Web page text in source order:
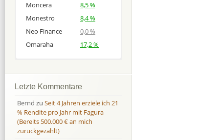
Moncera
8,5 %
Monestro
8,4 %
Neo Finance
0,0 %
Omaraha
17,2 %
Bondora
Finbee
43,2%
Finbee (CZK)
0,0 %
HeavyFinance
Bondora
Finbee
35,2%
Finbee (CZK)
0,0 %
HeavyFinance
Letzte Kommentare
Bernd zu Seit 4 Jahren erziele ich 21
% Rendite pro Jahr mit Fagura
(Bereits 500.000 € an mich
zurückgezahlt)